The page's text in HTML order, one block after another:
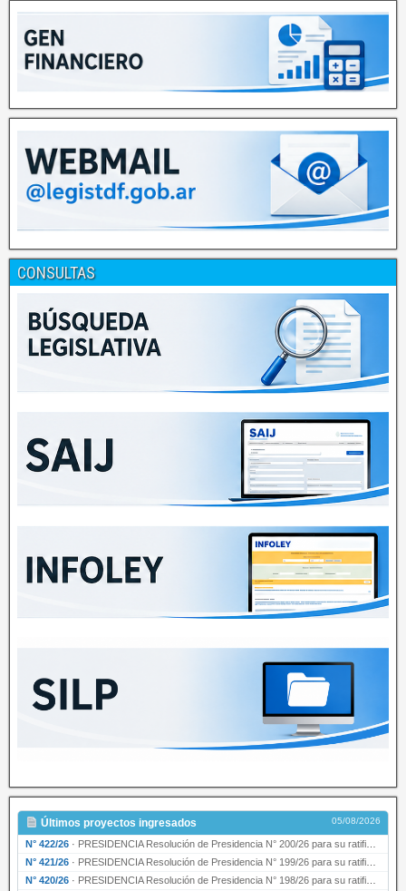
CONSULTAS
Últimos proyectos ingresados 05/08/2026
N° 422/26 · PRESIDENCIA Resolución de Presidencia N° 200/26 para su ratificación.
N° 421/26 · PRESIDENCIA Resolución de Presidencia N° 199/26 para su ratificación.
N° 420/26 · PRESIDENCIA Resolución de Presidencia N° 198/26 para su ratificación.